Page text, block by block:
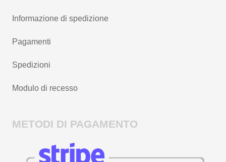
Informazione di spedizione
Pagamenti
Spedizioni
Modulo di recesso
METODI DI PAGAMENTO